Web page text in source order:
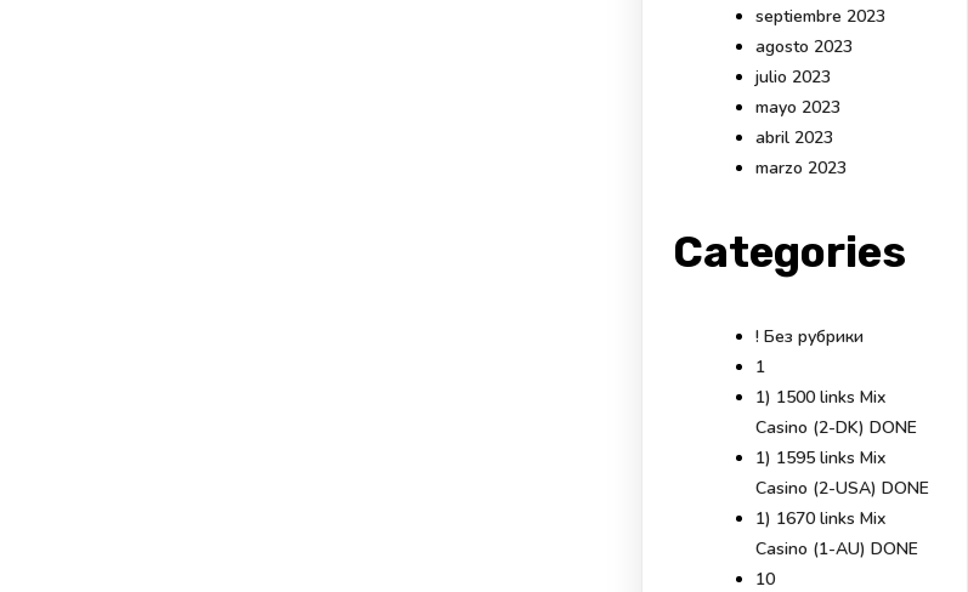
septiembre 2023
agosto 2023
julio 2023
mayo 2023
abril 2023
marzo 2023
Categories
! Без рубрики
1
1) 1500 links Mix
Casino (2-DK) DONE
1) 1595 links Mix
Casino (2-USA) DONE
1) 1670 links Mix
Casino (1-AU) DONE
10